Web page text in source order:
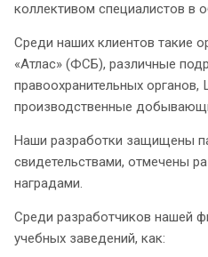
коллективом специалистов в
Среди наших клиентов такие
«Атлас» (ФСБ), различные
правоохранительных
производственные
Наши разработки защищены
свидетельствами, отмечены
наградами.
Среди разработчиков нашей
учебных заведений, как: